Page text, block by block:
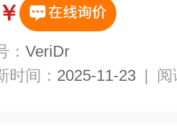
￥
： VeriDr
时间： 2025-11-23 | 阅